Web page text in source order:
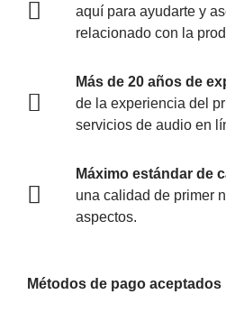
aquí para ayudarte y
relacionado con la
Más de 20 años de
de la experiencia del
servicios de audio en
Máximo estándar de
una calidad de primer
aspectos.
Métodos de pago aceptados